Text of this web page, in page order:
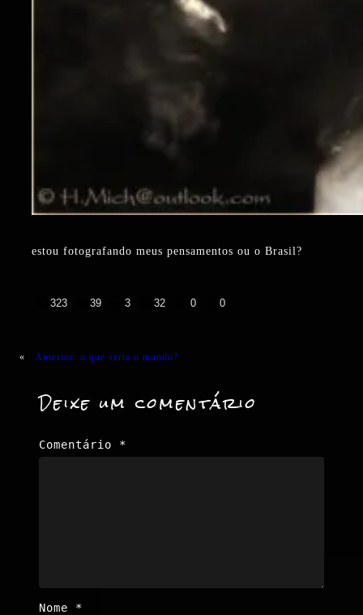
estou fotografando meus pensamentos ou o Brasil?
323 39 3 32 0 0
« Anterior: o que seria o mundo?
Deixe um comentário
Comentário *
Nome *